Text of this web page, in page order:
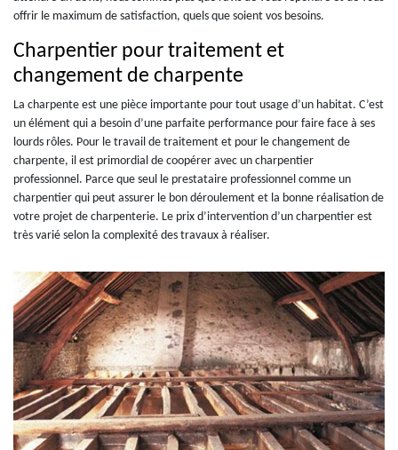
offrir le maximum de satisfaction, quels que soient vos besoins.
Charpentier pour traitement et
changement de charpente
La charpente est une pièce importante pour tout usage d’un habitat. C’est
un élément qui a besoin d’une parfaite performance pour faire face à ses
lourds rôles. Pour le travail de traitement et pour le changement de
charpente, il est primordial de coopérer avec un charpentier
professionnel. Parce que seul le prestataire professionnel comme un
charpentier qui peut assurer le bon déroulement et la bonne réalisation de
votre projet de charpenterie. Le prix d’intervention d’un charpentier est
très varié selon la complexité des travaux à réaliser.